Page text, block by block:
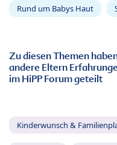
Rund um Babys Haut
Zu diesen Themen
andere Eltern
im HiPP Forum geteilt
Kinderwunsch &